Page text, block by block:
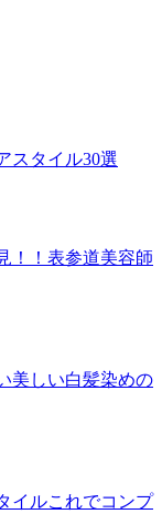
スタイル30選
！！表参道美容師
美しい白髪染めの
イルこれでコンプ